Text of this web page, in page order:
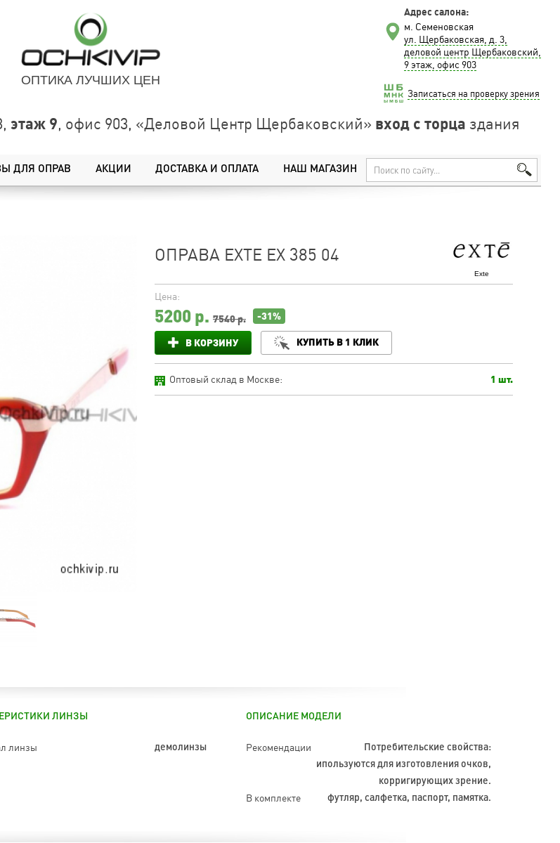
ОПТИКА ЛУЧШИХ ЦЕН
Адрес салона:
м. Семеновская
ул. Щербаковская, д. 3,
деловой центр Щербаковский,
9 этаж, офис 903
Записаться на проверку зрения
этаж 9, офис 903, «Деловой Центр Щербаковский» вход с торца здания
ДЛЯ ОПРАВ АКЦИИ ДОСТАВКА И ОПЛАТА НАШ МАГАЗИН
Exte
ОПРАВА EXTE EX 385 04
Цена:
5200 р. 7540 р. -31%
В КОРЗИНУ КУПИТЬ В 1 КЛИК
Оптовый склад в Москве: 1 шт.
ЛИНЗЫ
линзы демолинзы
ОПИСАНИЕ МОДЕЛИ
Рекомендации
Потребительские свойства:
ипользуются для изготовления очков,
корригирующих зрение.
В комплекте футляр, салфетка, паспорт, памятка.